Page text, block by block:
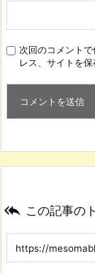
次回のコメント
レス、サイトを保
 この記事の